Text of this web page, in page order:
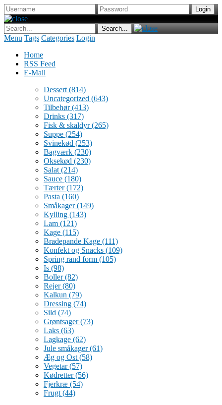
Menu Tags Categories Login
Home
RSS Feed
E-Mail
Dessert (814)
Uncategorized (643)
Tilbehør(413)
Drinks (317)
Fisk & skaldyr(265)
Suppe (254)
Svinekød (253)
Bagværk (230)
Oksekød (230)
Salat (214)
Sauce (180)
Tærter(172)
Pasta (160)
Småkager(149)
Kylling (143)
Lam (121)
Kage (115)
Bradepande Kage (111)
Konfekt og Snacks (109)
Spring rand form (105)
Is (98)
Boller(82)
Rejer(80)
Kalkun (79)
Dressing (74)
Sild (74)
Grøntsager(73)
Laks (63)
Lagkage (62)
Jule småkager(61)
Æg og Ost (58)
Vegetar(57)
Kødretter(56)
Fjerkræ (54)
Frugt (44)